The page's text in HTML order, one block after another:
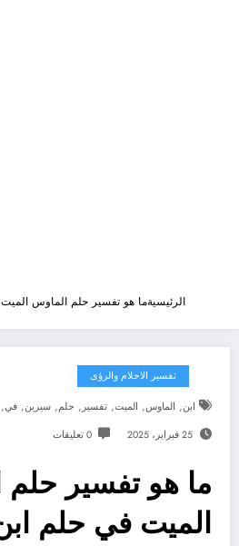
الرئيسيةما هو تفسير حلم الماوس
تفسير الاحلام والرؤى
ابن, الماوس, الميت, تفسير , حلم, سيرين, في,
25 فبراير، 2025 0 تعليقات
ما هو تفسير
الميت في حلم